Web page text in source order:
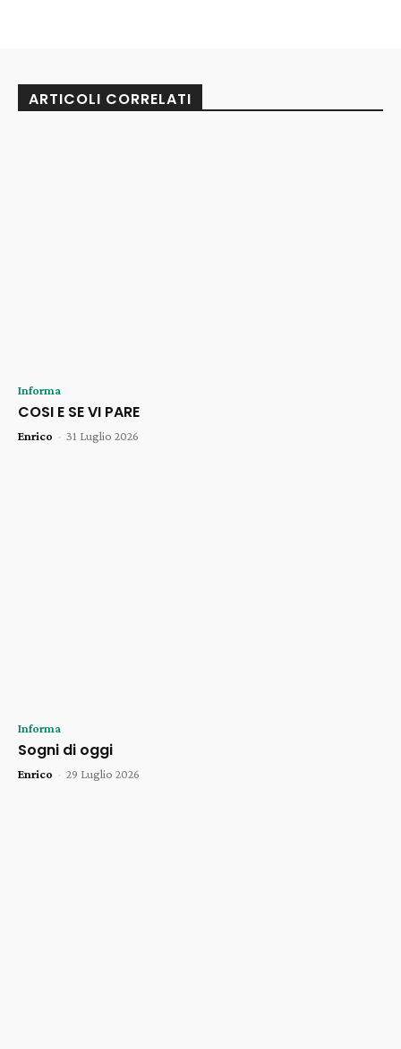
ARTICOLI CORRELATI
Informa
COSI E SE VI PARE
Enrico - 31 Luglio 2026
Informa
Sogni di oggi
Enrico - 29 Luglio 2026